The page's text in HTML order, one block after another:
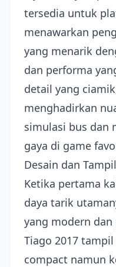
tersedia untuk
menawarkan
yang menarik
dan performa
detail yang
menghadirkan
simulasi bus dan
gaya di game
Desain dan
Ketika pertama
daya tarik
yang modern dan
Tiago 2017
compact namun